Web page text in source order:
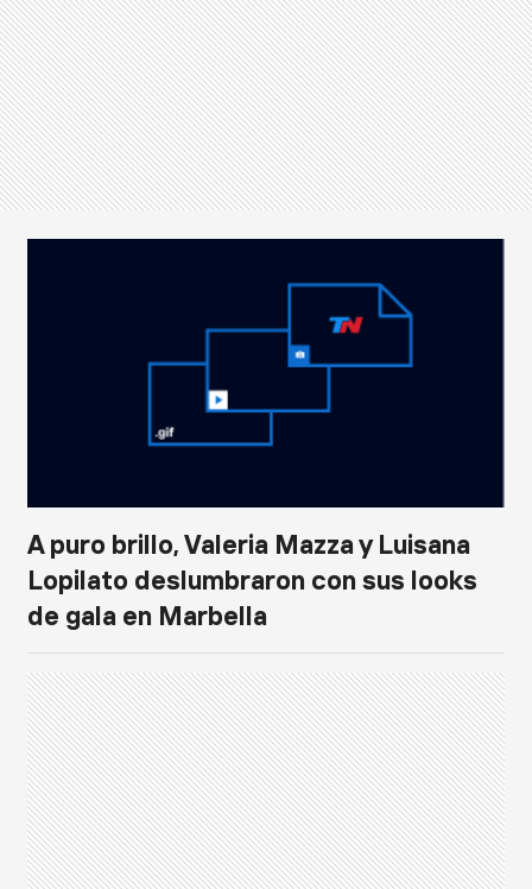
A puro brillo, Valeria Mazza y Luisana
Lopilato deslumbraron con sus looks
de gala en Marbella